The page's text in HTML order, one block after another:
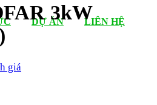
DỰ ÁN LIÊN HỆ
3kW
giá